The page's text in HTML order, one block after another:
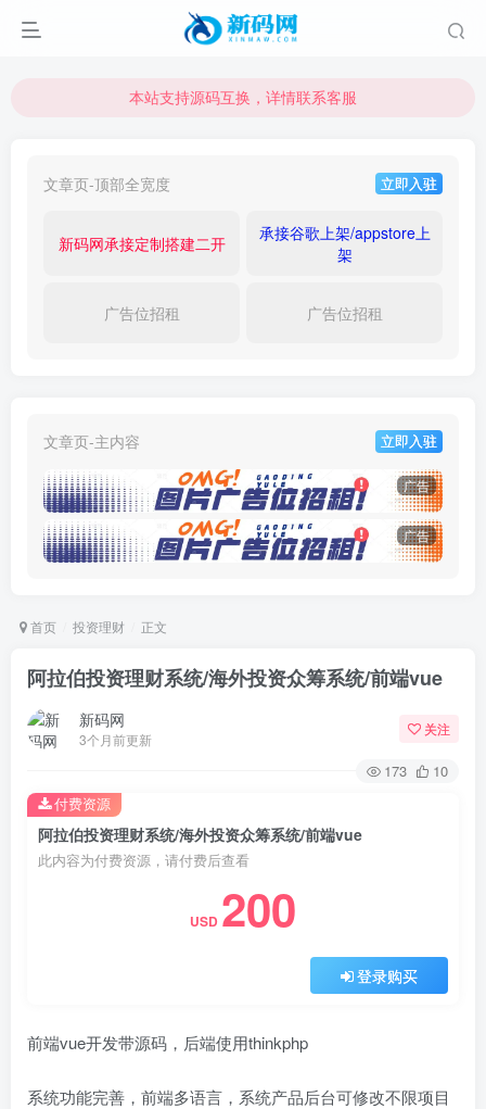
本站支持源码互换，详情联系客服
本站支持源码互换，详情联系客服
文章页-顶部全宽度 立即入驻
新码网承接定制搭建二开
承接谷歌上架/appstore上
架
广告位招租 广告位招租
文章页-主内容 立即入驻
广告
广告
首页 投资理财 正文
阿拉伯投资理财系统/海外投资众筹系统/前端vue
新码网
3个月前更新
关注
173 10
阿拉伯投资理财系统/海外投资众筹系统/前端vue
此内容为付费资源，请付费后查看
USD 200
登录购买
付费资源
前端vue开发带源码，后端使用thinkphp
系统功能完善，前端多语言，系统产品后台可修改不限项目